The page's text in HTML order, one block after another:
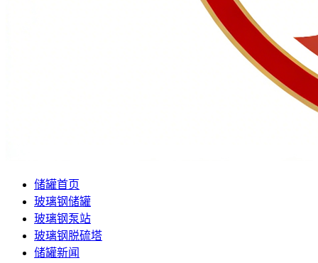
储罐首页
玻璃钢储罐
玻璃钢泵站
玻璃钢脱硫塔
储罐新闻